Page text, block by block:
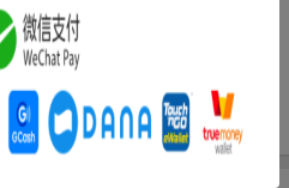
SUZUKI GSX750S KATANA（198
は、HONDA VT400S（2010）。
を取り上げる「Haji9 弾けよ'90s」
FOUR を取り上げ、ビッグネイキ